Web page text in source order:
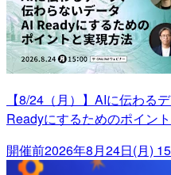
【8/24（月）】AIに伝わる
Readyにするためのポイン
開催前2026年8月24日(月)